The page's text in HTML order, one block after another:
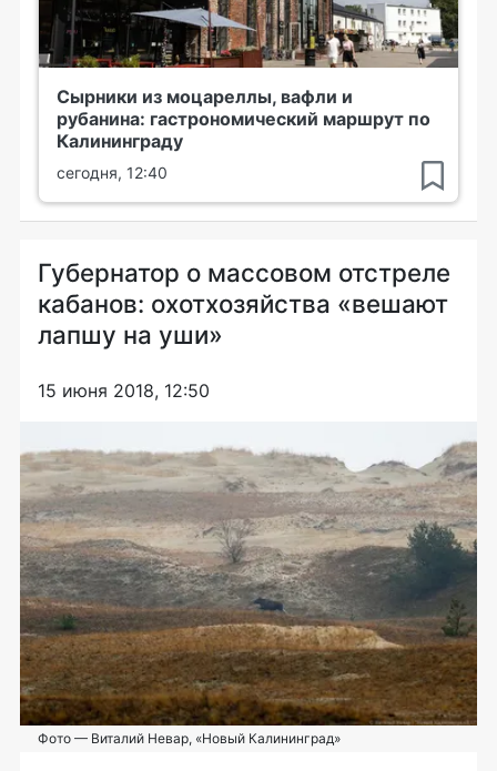
Сырники из моцареллы, вафли и
рубанина: гастрономический маршрут по
Калининграду
сегодня, 12:40
Губернатор о массовом отстреле
кабанов: охотхозяйства «вешают
лапшу на уши»
15 июня 2018, 12:50
Фото — Виталий Невар, «Новый Калининград»